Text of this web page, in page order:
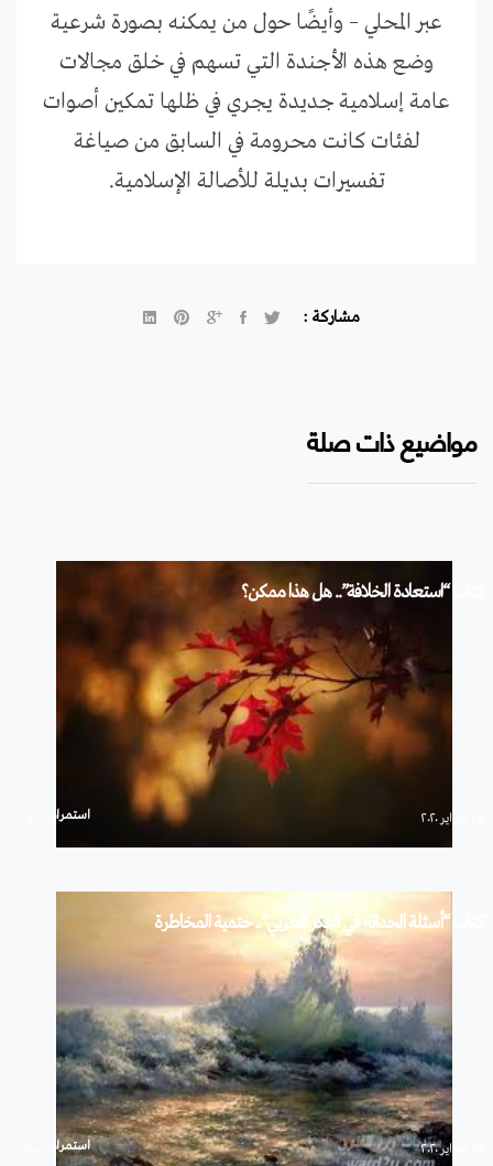
عبر المحلي – وأيضًا حول من يمكنه بصورة شرعية
وضع هذه الأجندة التي تسهم في خلق مجالات
عامة إسلامية جديدة يجري في ظلها تمكين أصوات
لفئات كانت محرومة في السابق من صياغة
تفسيرات بديلة للأصالة الإسلامية.
مشاركة :
مواضيع ذات صلة
كتاب “استعادة الخلافة”.. هل هذا ممكن؟
استمرار
كتاب “أسئلة الحداثة في الفكر العربي”.. حتمية المخاطرة
استمرار